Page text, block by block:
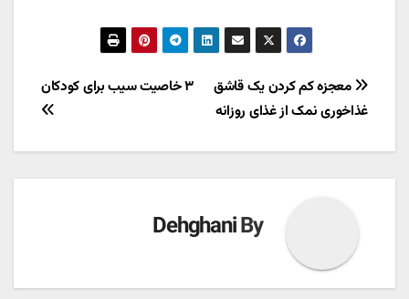
راهبری
نوشته
۳ خاصیت سیب برای کودکان
معجزه کم کردن یک قاشق
غذاخوری نمک از غذای روزانه
By
Dehghani